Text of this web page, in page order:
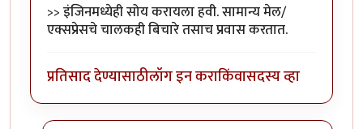
>> इंजिनमध्येही सोय करायला हवी. सामान्य मेल/
एक्सप्रेसचे चालकही बिचारे तसाच प्रवास करतात.
प्रतिसाद देण्यासाठीलॉग इन कराकिंवासदस्य व्हा